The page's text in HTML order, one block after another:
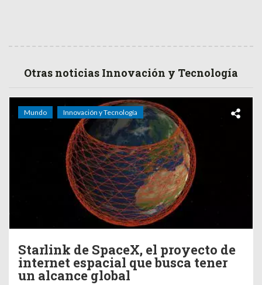
Otras noticias Innovación y Tecnología
Mundo Innovación y Tecnología
Starlink de SpaceX, el proyecto de
internet espacial que busca tener
un alcance global